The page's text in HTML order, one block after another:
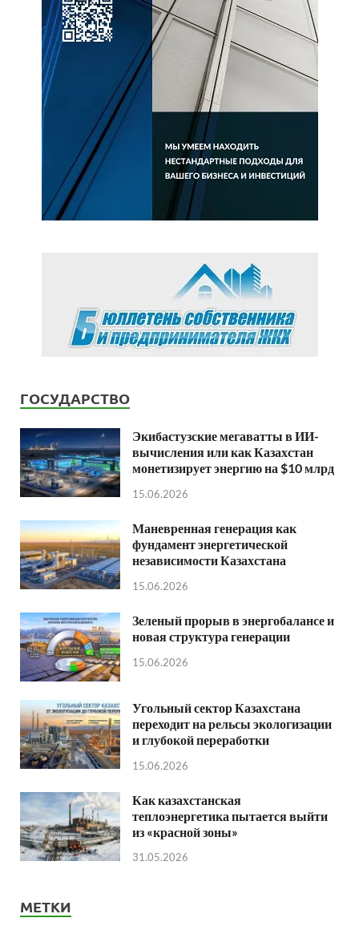
ГОСУДАРСТВО
Экибастузские мегаватты в ИИ-
вычисления или как Казахстан
монетизирует энергию на $10 млрд
15.06.2026
Маневренная генерация как
фундамент энергетической
независимости Казахстана
15.06.2026
Зеленый прорыв в энергобалансе и
новая структура генерации
15.06.2026
Угольный сектор Казахстана
переходит на рельсы экологизации
и глубокой переработки
15.06.2026
Как казахстанская
теплоэнергетика пытается выйти
из «красной зоны»
31.05.2026
МЕТКИ